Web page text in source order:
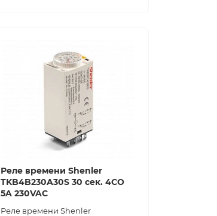
Реле времени Shenler
TKB4B230A30S 30 сек. 4CO
5A 230VAC
Реле времени Shenler